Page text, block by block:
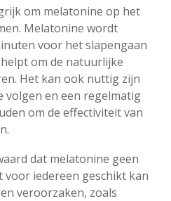
om melatonine op het
Melatonine wordt
voor het slapengaan
om de natuurlijke
Het kan ook nuttig zijn
volgen en een regelmatig
om de effectiviteit van
dat melatonine geen
voor iedereen geschikt kan
veroorzaken, zoals